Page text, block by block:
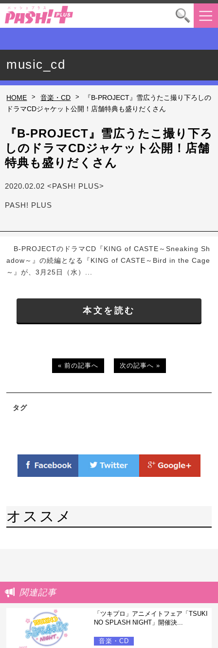
music_cd
HOME > 音楽・CD >
『B-PROJECT』雪広うたこ撮り下ろしの
ドラマCDジャケット公開！店舗特典も盛りだくさん
『B-PROJECT』雪広うたこ撮り下ろ
しのドラマCDジャケット公開！店舗
特典も盛りだくさん
2020.02.02 <PASH! PLUS>
PASH! PLUS
B-PROJECTのドラマCD『KING of CASTE～Sneaking Sh
adow～』の続編となる『KING of CASTE～Bird in the Cage
～』が、3月25日（水）...
本文を読む
« 前の記事へ 次の記事へ »
タグ
オススメ
関連記事
「ツキプロ」アニメイトフェア「TSUKI
NO SPLASH NIGHT」開催決...
音楽・CD